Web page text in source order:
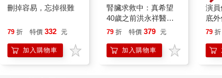
刪掉容易，忘掉很難
79 折 特價 332 元
加入購物車
腎臟求救中：真希望
40歲之前洪永祥醫師
就告訴我這些事
79 折 特價 379 元
加入購物車
演
底
79 折